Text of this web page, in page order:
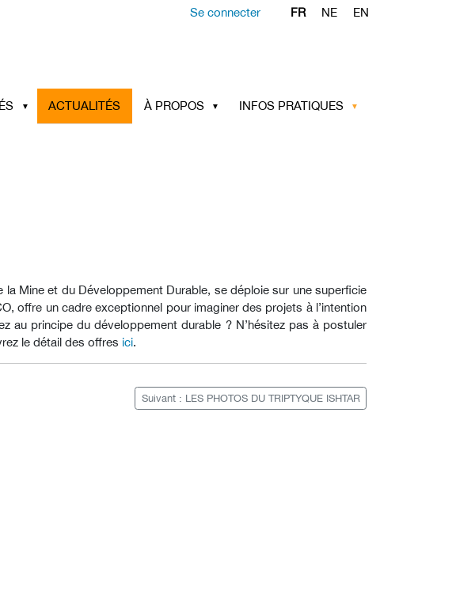
Se connecter FR NE EN
ACTUALITÉS À PROPOS INFOS PRATIQUES
la Mine et du Développement Durable, se déploie sur une superficie
offre un cadre exceptionnel pour imaginer des projets à l’intention
au principe du développement durable ? N’hésitez pas à postuler
le détail des offres ici.
Suivant : LES PHOTOS DU TRIPTYQUE ISHTAR